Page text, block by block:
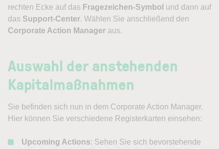
rechten Ecke auf das Fragezeichen-Symbol und dann auf
das Support-Center. Wählen Sie anschließend den
Corporate Action Manager aus.
Auswahl der anstehenden
Kapitalmaßnahmen
Sie befinden sich nun in dem Corporate Action Manager.
Hier können Sie verschiedene Registerkarten einsehen:
Upcoming Actions: Sehen Sie sich bevorstehende